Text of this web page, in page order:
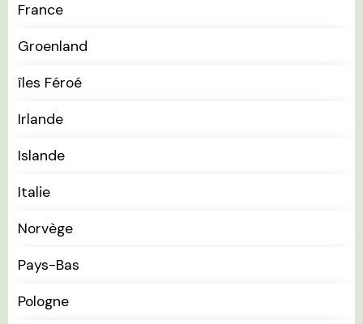
France
Groenland
îles Féroé
Irlande
Islande
Italie
Norvège
Pays-Bas
Pologne